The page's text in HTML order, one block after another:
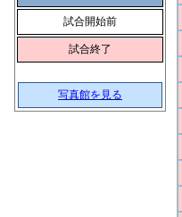
試合開始前
試合終了
写真館を見る